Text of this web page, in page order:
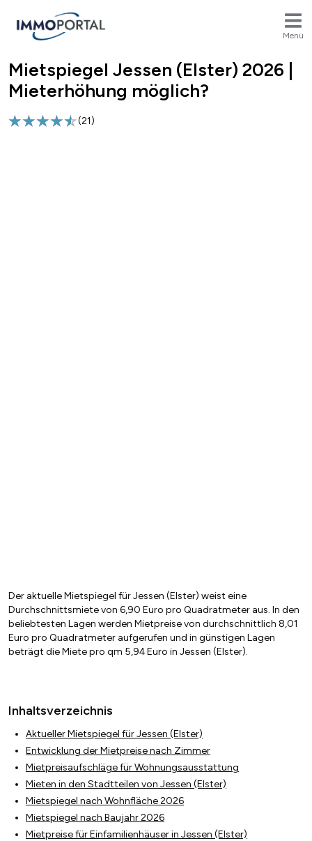
Menü
Breadcrumb
Mietspiegel Jessen (Elster) 2026 |
Mieterhöhung möglich?
(21)
Der aktuelle Mietspiegel für Jessen (Elster) weist eine
Durchschnittsmiete von 6,90 Euro pro Quadratmeter aus. In den
beliebtesten Lagen werden Mietpreise von durchschnittlich 8,01
Euro pro Quadratmeter aufgerufen und in günstigen Lagen
beträgt die Miete pro qm 5,94 Euro in Jessen (Elster).
Inhaltsverzeichnis
Aktueller Mietspiegel für Jessen (Elster)
Entwicklung der Mietpreise nach Zimmer
Mietpreisaufschläge für Wohnungsausstattung
Mieten in den Stadtteilen von Jessen (Elster)
Mietspiegel nach Wohnfläche 2026
Mietspiegel nach Baujahr 2026
Mietpreise für Einfamilienhäuser in Jessen (Elster)